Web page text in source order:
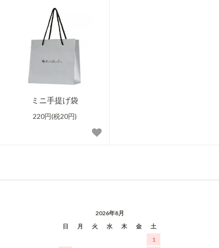
ミニ手提げ袋
220円(税20円)
2026年8月
日
月 火 水 木 金
土
1